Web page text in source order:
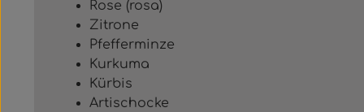
Rose (rosa)
Zitrone
Pfefferminze
Kurkuma
Kürbis
Artischocke